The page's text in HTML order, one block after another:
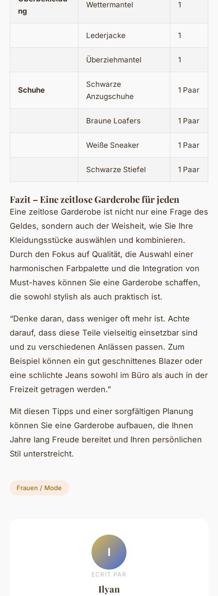
ng
Wettermantel 1
Lederjacke 1
Überziehmantel 1
Schuhe
Schwarze
Anzugschuhe
1 Paar
Braune Loafers 1 Paar
Weiße Sneaker 1 Paar
Schwarze Stiefel 1 Paar
Fazit – Eine zeitlose Garderobe für jeden
Eine zeitlose Garderobe ist nicht nur eine Frage des
Geldes, sondern auch der Weisheit, wie Sie Ihre
Kleidungsstücke auswählen und kombinieren.
Durch den Fokus auf Qualität, die Auswahl einer
harmonischen Farbpalette und die Integration von
Must-haves können Sie eine Garderobe schaffen,
die sowohl stylish als auch praktisch ist.
“Denke daran, dass weniger oft mehr ist. Achte
darauf, dass diese Teile vielseitig einsetzbar sind
und zu verschiedenen Anlässen passen. Zum
Beispiel können ein gut geschnittenes Blazer oder
eine schlichte Jeans sowohl im Büro als auch in der
Freizeit getragen werden.”
Mit diesen Tipps und einer sorgfältigen Planung
können Sie eine Garderobe aufbauen, die Ihnen
Jahre lang Freude bereitet und Ihren persönlichen
Stil unterstreicht.
Frauen / Mode
I
ECRIT PAR
Ilyan